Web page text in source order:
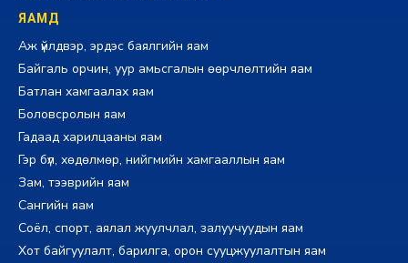
ЯАМД
Аж үйлдвэр, эрдэс баялгийн яам
Байгаль орчин, уур амьсгалын өөрчлөлтийн яам
Батлан хамгаалах яам
Боловсролын яам
Гадаад харилцааны яам
Гэр бүл, хөдөлмөр, нийгмийн хамгааллын яам
Зам, тээврийн яам
Сангийн яам
Соёл, спорт, аялал жуулчлал, залуучуудын яам
Хот байгуулалт, барилга, орон сууцжуулалтын яам